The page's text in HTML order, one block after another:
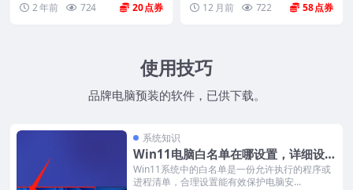
2 年前 724 20 12 月前 722 58
使用技巧
品牌电脑预装的软件，已供下载。
系统知识
Win11电脑白名单在哪设置，详细设置
步骤来咯
Win11系统中的白名单是一份允许执行的程序或
进程清单，合理设置能有效保护电脑安...